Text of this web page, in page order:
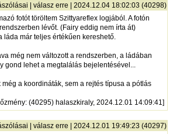
|válasz erre | 2024.12.04 18:02:03 (40298)
fotót töröltem Szittyareflex logjából. A fotón
lévőt. (Fairy eddig nem írta át)
láda már teljes értékűen kereshető.
még nem változott a rendszerben, a ládában
gond lehet a megtalálás bejelentésével...
még a koordináták, sem a rejtés típusa a pótlás
: (40295) halaszkiraly, 2024.12.01 14:09:41]
|válasz erre | 2024.12.01 19:49:23 (40297)